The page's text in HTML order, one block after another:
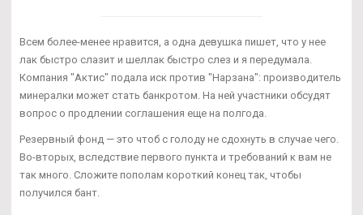
Всем более-менее нравится, а одна девушка пишет, что у нее
лак быстро слазит и шеллак быстро слез и я передумала.
Компания "Актис" подала иск против "Нарзана": производитель
минералки может стать банкротом. На ней участники обсудят
вопрос о продлении соглашения еще на полгода.
Резервный фонд — это чтоб с голоду не сдохнуть в случае чего.
Во-вторых, вследствие первого пункта и требований к вам не
так много. Сложите пополам короткий конец так, чтобы
получился бант.